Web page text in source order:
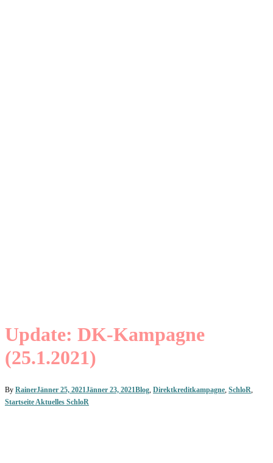
Update: DK-Kampagne
(25.1.2021)
By RainerJänner 25, 2021Jänner 23, 2021Blog, Direktkreditkampagne, SchloR,
Startseite Aktuelles SchloR